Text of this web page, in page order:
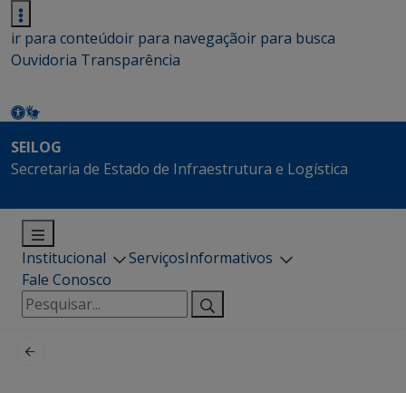
ir para conteúdoir para navegaçãoir para busca
Ouvidoria Transparência
SEILOG
Secretaria de Estado de Infraestrutura e Logística
Institucional ServiçosInformativos
Fale Conosco
Pesquisar
por: